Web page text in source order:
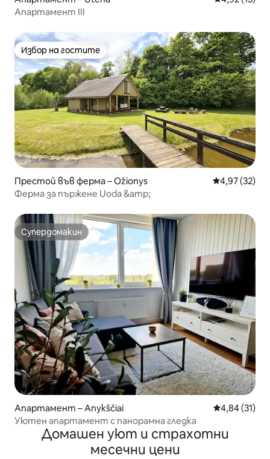
Апартамент III
Избор на гостите
Избор на гостите
Престой във ферма – Ožionys Средна
4,97 (32)
Ферма за пържене Uoda &amp;
Супердомакин
Супердомакин
Апартамент – Anykščiai Средна
4,84 (31)
Уютен апартамент с панорамна гледка
Домашен уют и страхотни
месечни цени